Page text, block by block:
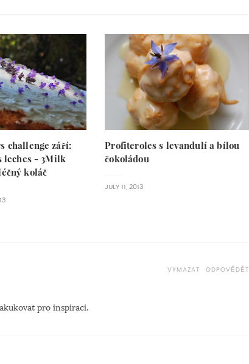
challenge září:
leches - 3Milk
koláč
Profiteroles s levandulí a bílou
čokoládou
JULY 11, 2013
pro inspiraci.
ODPOVĚDĚT
VYMAZAT